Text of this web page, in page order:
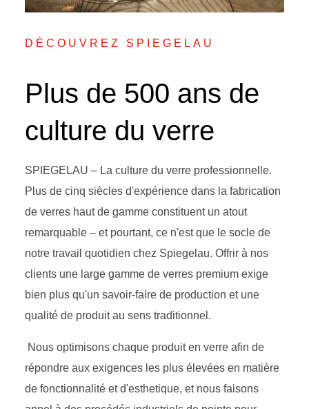
DÉCOUVREZ SPIEGELAU
Plus de 500 ans de
culture du verre
SPIEGELAU – La culture du verre professionnelle.
Plus de cinq siècles d'expérience dans la fabrication
de verres haut de gamme constituent un atout
remarquable – et pourtant, ce n'est que le socle de
notre travail quotidien chez Spiegelau. Offrir à nos
clients une large gamme de verres premium exige
bien plus qu'un savoir-faire de production et une
qualité de produit au sens traditionnel.
Nous optimisons chaque produit en verre afin de
répondre aux exigences les plus élevées en matière
de fonctionnalité et d'esthetique, et nous faisons